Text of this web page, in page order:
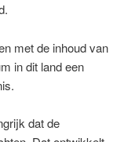
met de inhoud van
in dit land een
dat de